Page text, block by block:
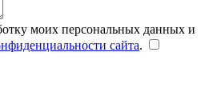
моих персональных данных и
сайта.